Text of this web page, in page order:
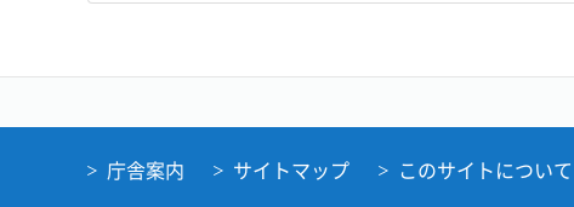
庁舎案内 サイトマップ このサイトについて